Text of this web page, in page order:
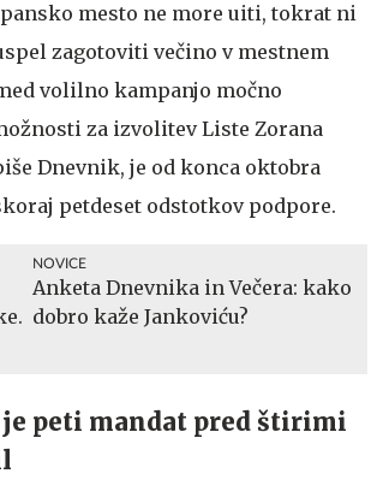
mesto ne more uiti, tokrat ni
zagotoviti večino v mestnem
volilno kampanjo močno
za izvolitev Liste Zorana
Dnevnik, je od konca oktobra
petdeset odstotkov podpore.
NOVICE
Anketa Dnevnika in Večera: kako
dobro kaže Jankoviću?
je peti mandat pred štirimi